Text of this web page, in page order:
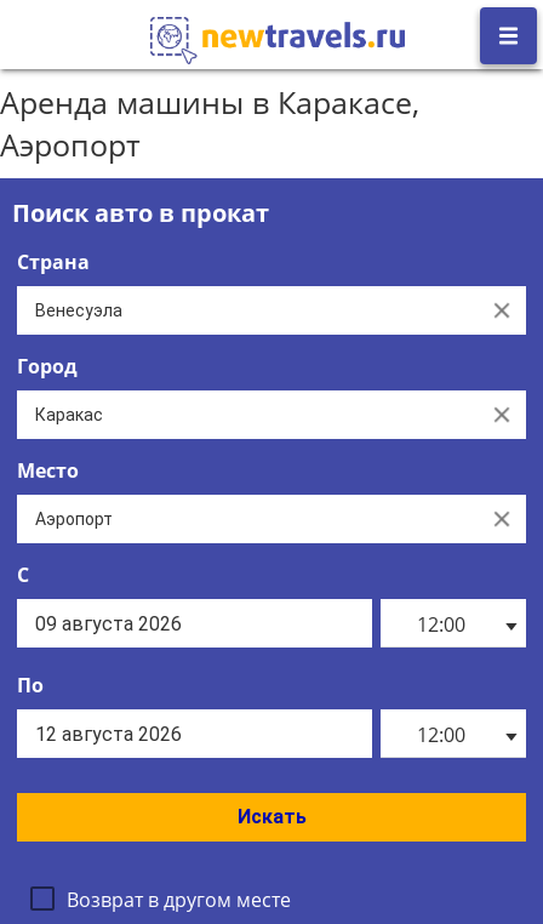
Аренда машины в Каракасе,
Аэропорт
Поиск авто в прокат
Страна
Clear
Город
Clear
Место
Clear
С
12:00
По
12:00
Искать
Возврат в другом месте